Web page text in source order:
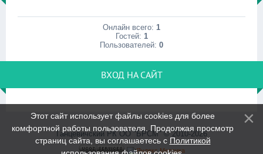
Онлайн всего: 1
Гостей: 1
Пользователей: 0
ВХОД НА САЙТ
Ганцевичский РК ОО "БРСМ" © 2010-2026
Этот сайт использует файлы cookies для более
комфортной работы пользователя. Продолжая просмотр
страниц сайта, вы соглашаетесь с Политикой